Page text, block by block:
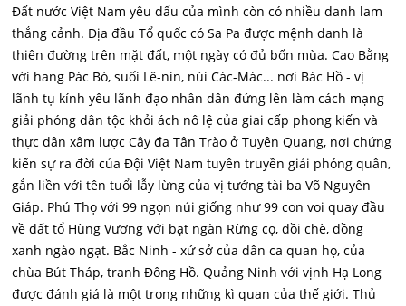
Đất nước Việt Nam yêu dấu của mình còn có nhiều danh lam
thắng cảnh. Địa đầu Tổ quốc có Sa Pa được mệnh danh là
thiên đường trên mặt đất, một ngày có đủ bốn mùa. Cao Bằng
với hang Pác Bó, suối Lê-nin, núi Các-Mác... nơi Bác Hồ - vị
lãnh tụ kính yêu lãnh đạo nhân dân đứng lên làm cách mạng
giải phóng dân tộc khỏi ách nô lệ của giai cấp phong kiến và
thực dân xâm lược Cây đa Tân Trào ở Tuyên Quang, nơi chứng
kiến sự ra đời của Đội Việt Nam tuyên truyền giải phóng quân,
gắn liền với tên tuổi lẫy lừng của vị tướng tài ba Võ Nguyên
Giáp. Phú Thọ với 99 ngọn núi giống như 99 con voi quay đầu
về đất tổ Hùng Vương với bạt ngàn Rừng cọ, đồi chè, đồng
xanh ngào ngạt. Bắc Ninh - xứ sở của dân ca quan họ, của
chùa Bút Tháp, tranh Đông Hồ. Quảng Ninh với vịnh Hạ Long
được đánh giá là một trong những kì quan của thế giới. Thủ